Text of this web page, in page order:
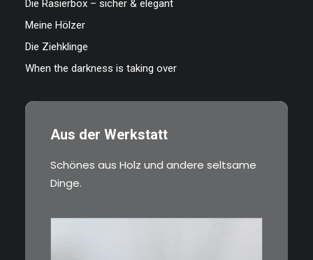
Die Rasierbox – sicher & elegant
Meine Hölzer
Die Ziehklinge
When the darkness is taking over
Aus der Werkstatt
Schönes aus Holz und andere seltsame
Dinge.